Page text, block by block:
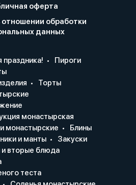
оферта
отношении обработки
данных
праздника!
Пироги
Торты
монастырская
монастырские
Блины
и манты
Закуски
вторые блюда
теста